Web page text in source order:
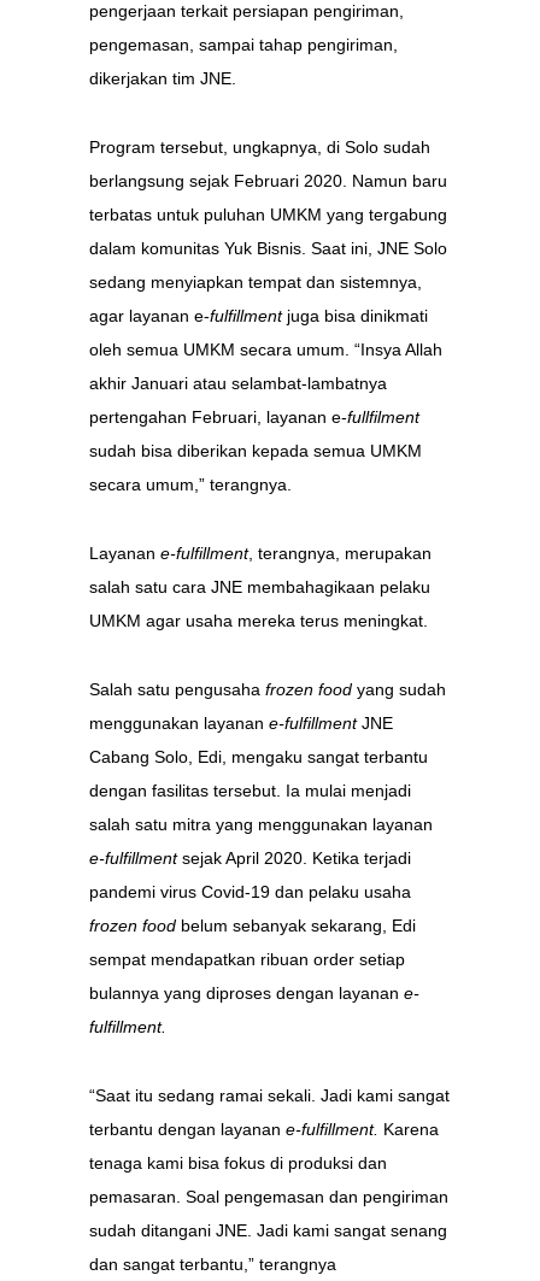
pengerjaan terkait persiapan pengiriman,
pengemasan, sampai tahap pengiriman,
dikerjakan tim JNE.
Program tersebut, ungkapnya, di Solo sudah
berlangsung sejak Februari 2020. Namun baru
terbatas untuk puluhan UMKM yang tergabung
dalam komunitas Yuk Bisnis. Saat ini, JNE Solo
sedang menyiapkan tempat dan sistemnya,
agar layanan e-fulfillmentjuga bisa dinikmati
oleh semua UMKM secara umum. “Insya Allah
akhir Januari atau selambat-lambatnya
pertengahan Februari, layanan e-fullfilment
sudah bisa diberikan kepada semua UMKM
secara umum,” terangnya.
Layanan e-fulfillment, terangnya, merupakan
salah satu cara JNE membahagikaan pelaku
UMKM agar usaha mereka terus meningkat.
Salah satu pengusaha frozen food yang sudah
menggunakan layanan e-fulfillmentJNE
Cabang Solo, Edi, mengaku sangat terbantu
dengan fasilitas tersebut. Ia mulai menjadi
salah satu mitra yang menggunakan layanan
e-fulfillmentsejak April 2020. Ketika terjadi
pandemi virus Covid-19 dan pelaku usaha
frozen food belum sebanyak sekarang, Edi
sempat mendapatkan ribuan order setiap
bulannya yang diproses dengan layanan e-
fulfillment.
“Saat itu sedang ramai sekali. Jadi kami sangat
terbantu dengan layanan e-fulfillment. Karena
tenaga kami bisa fokus di produksi dan
pemasaran. Soal pengemasan dan pengiriman
sudah ditangani JNE. Jadi kami sangat senang
dan sangat terbantu,” terangnya